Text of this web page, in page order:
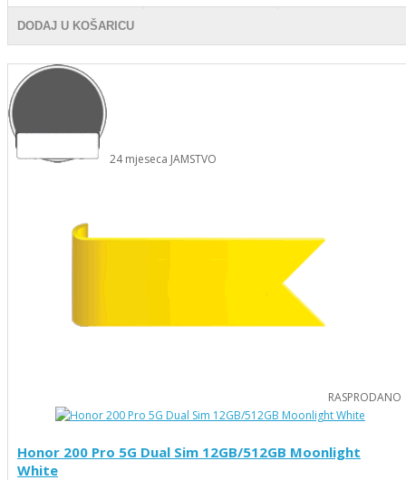
DODAJ U KOŠARICU
24 mjeseca JAMSTVO
RASPRODANO
Honor 200 Pro 5G Dual Sim 12GB/512GB Moonlight
White